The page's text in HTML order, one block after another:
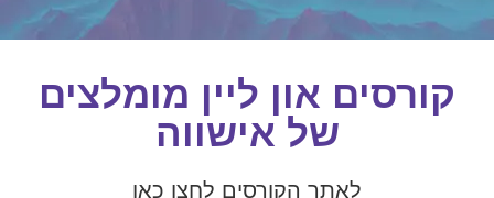
קורסים און ליין מומלצים
של אישווה
לאתר הקורסים לחצו כאן